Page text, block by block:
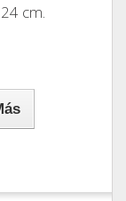
cm.